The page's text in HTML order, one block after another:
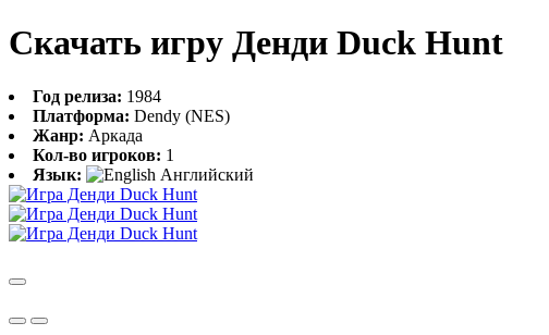
Скачать игру Денди Duck Hunt
Год релиза: 1984
Платформа: Dendy (NES)
Жанр: Аркада
Кол-во игроков: 1
Язык:
Английский